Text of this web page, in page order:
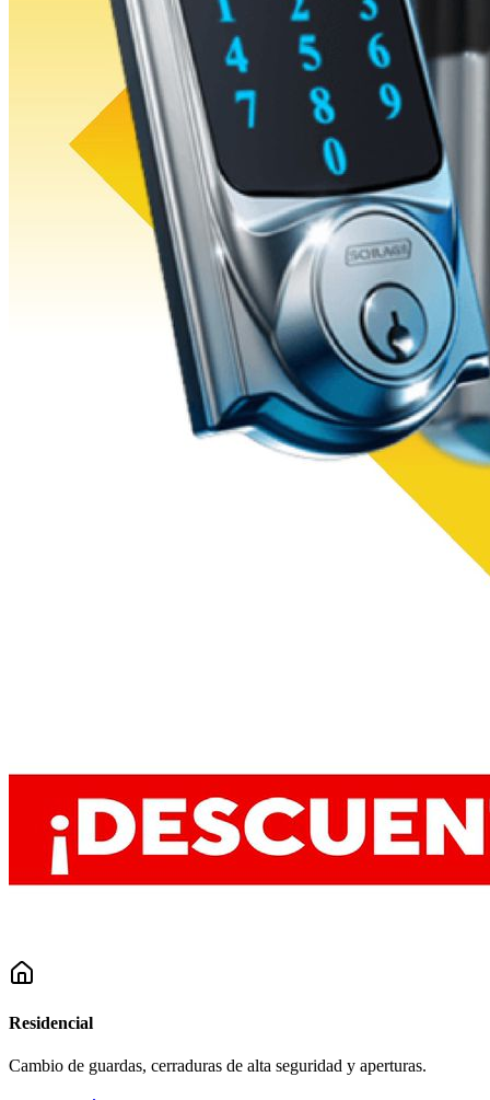
Residencial
Cambio de guardas, cerraduras de alta seguridad y aperturas.